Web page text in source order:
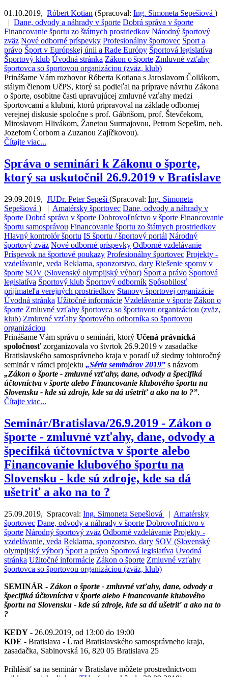
01.10.2019, Róbert Kotian (Spracoval: Ing. Simoneta Sepešiová )
| Dane, odvody a náhrady v športe Dobrá správa v športe
Financovanie športu zo štátnych prostriedkov Národný športový
zväz Nové odborné príspevky Profesionálny športovec Šport a
právo Šport v Európskej únii a Rade Európy Športová legislatíva
Športový klub Úvodná stránka Zákon o športe Zmluvné vzťahy
športovca so športovou organizáciou (zväz, klub)
Prinášame Vám rozhovor Róberta Kotiana s Jaroslavom Čollákom,
stálym členom UčPS, ktorý sa podieľal na príprave návrhu Zákona
o športe, osobitne časti upravujúcej zmluvné vzťahy medzi
športovcami a klubmi, ktorú pripravoval na základe odbornej
verejnej diskusie spoločne s prof. Gábrišom, prof. Števčekom,
Miroslavom Hlivákom, Žanetou Surmajovou, Petrom Sepešim, neb.
Jozefom Čorbom a Zuzanou Zajíčkovou).
Čítajte viac...
Správa o seminári k Zákonu o športe,
ktorý sa uskutočnil 26.9.2019 v Bratislave
29.09.2019, JUDr. Peter Sepeši (Spracoval: Ing. Simoneta
Sepešiová ) | Amatérsky športovec Dane, odvody a náhrady v
športe Dobrá správa v športe Dobrovoľníctvo v športe Financovanie
športu samosprávou Financovanie športu zo štátnych prostriedkov
Hlavný kontrolór športu IS športu / športový portál Národný
športový zväz Nové odborné príspevky Odborné vzdelávanie
Príspevok na športové poukazy Profesionálny športovec Projekty -
vzdelávanie, veda Reklama, sponzorstvo, dary Riešenie sporov v
športe SOV (Slovenský olympijský výbor) Šport a právo Športová
legislatíva Športový klub Športový odborník Spôsobilosť
prijímateľa verejných prostriedkov Stanovy športovej organizácie
Úvodná stránka Užitočné informácie Vzdelávanie v športe Zákon o
športe Zmluvné vzťahy športovca so športovou organizáciou (zväz,
klub) Zmluvné vzťahy športového odborníka so športovou
organizáciou
Prinášame Vám správu o seminári, ktorý Učená právnická
spoločnosťzorganizovala vo štvrtok 26.9.2019 v zasadačke
Bratislavského samosprávneho kraja v poradí už siedmy tohtoročný
seminár v rámci projektu „Séria seminárov 2019” s názvom
„Zákon o športe - zmluvné vzťahy, dane, odvody a špecifiká
účtovníctva v športe alebo Financovanie klubového športu na
Slovensku - kde sú zdroje, kde sa dá ušetriť a ako na to ?”.
Čítajte viac...
Seminár/Bratislava/26.9.2019 - Zákon o
športe - zmluvné vzťahy, dane, odvody a
špecifiká účtovníctva v športe alebo
Financovanie klubového športu na
Slovensku - kde sú zdroje, kde sa dá
ušetriť a ako na to ?
25.09.2019, Spracoval: Ing. Simoneta Sepešiová | Amatérsky
športovec Dane, odvody a náhrady v športe Dobrovoľníctvo v
športe Národný športový zväz Odborné vzdelávanie Projekty -
vzdelávanie, veda Reklama, sponzorstvo, dary SOV (Slovenský
olympijský výbor) Šport a právo Športová legislatíva Úvodná
stránka Užitočné informácie Zákon o športe Zmluvné vzťahy
športovca so športovou organizáciou (zväz, klub)
SEMINÁR - Zákon o športe - zmluvné vzťahy, dane, odvody a
špecifiká účtovníctva v športe alebo Financovanie klubového
športu na Slovensku - kde sú zdroje, kde sa dá ušetriť a ako na to
?
KEDY - 26.09.2019, od 13:00 do 19:00
KDE - Bratislava - Úrad Bratislavského samosprávneho kraja,
zasadačka, Sabinovská 16, 820 05 Bratislava 25
Prihlásiť sa na seminár v Bratislave môžete prostredníctvom